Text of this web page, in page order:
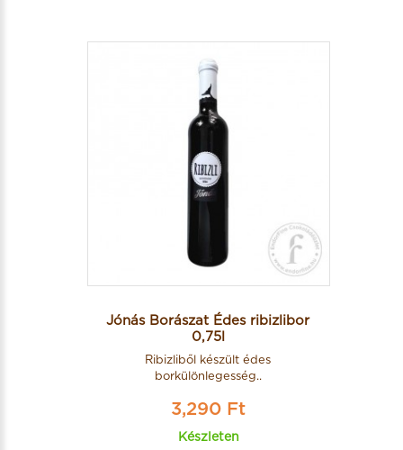
Jónás Borászat Édes ribizlibor
0,75l
Ribizliből készült édes
borkülönlegesség..
3,290 Ft
Készleten